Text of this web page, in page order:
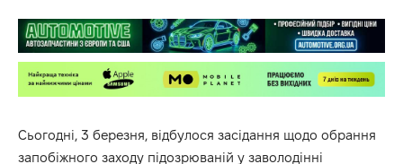
Сьогодні, 3 березня, відбулося засідання щодо обрання
запобіжного заходу підозрюваній у заволодінні